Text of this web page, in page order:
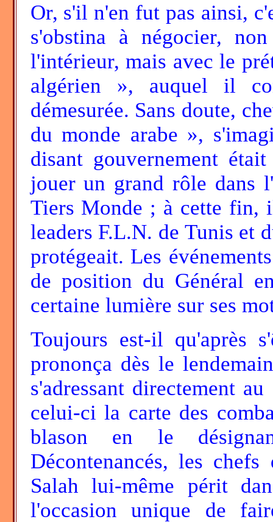
Or, s'il n'en fut pas ainsi,
s'obstina à négocier,
l'intérieur, mais avec le
algérien », auquel il
démesurée. Sans doute,
du monde arabe »,
disant gouvernement
jouer un grand rôle dans
Tiers Monde ; à cette fin,
leaders F.L.N. de Tunis et
protégeait. Les
de position du Général
certaine lumière sur ses
Toujours est-il qu'après
prononça dès le
s'adressant directement
celui-ci la carte des
blason en le
Décontenancés, les
Salah lui-même périt
l'occasion unique de